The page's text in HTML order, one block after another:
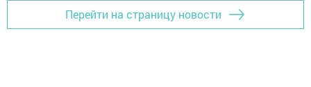
Перейти на страницу новости